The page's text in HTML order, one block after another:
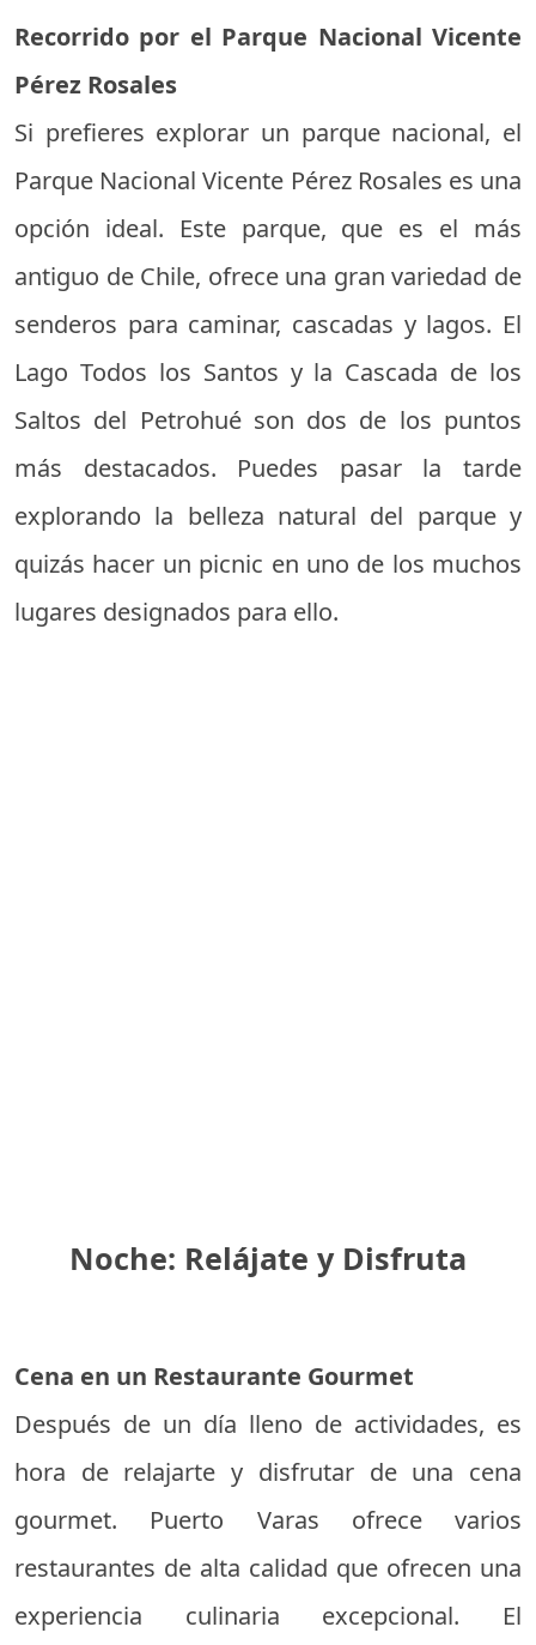
Recorrido por el Parque Nacional Vicente
Pérez Rosales
Si prefieres explorar un parque nacional, el
Parque Nacional Vicente Pérez Rosales es una
opción ideal. Este parque, que es el más
antiguo de Chile, ofrece una gran variedad de
senderos para caminar, cascadas y lagos. El
Lago Todos los Santos y la Cascada de los
Saltos del Petrohué son dos de los puntos
más destacados. Puedes pasar la tarde
explorando la belleza natural del parque y
quizás hacer un picnic en uno de los muchos
lugares designados para ello.
Noche: Relájate y Disfruta
Cena en un Restaurante Gourmet
Después de un día lleno de actividades, es
hora de relajarte y disfrutar de una cena
gourmet. Puerto Varas ofrece varios
restaurantes de alta calidad que ofrecen una
experiencia culinaria excepcional. El